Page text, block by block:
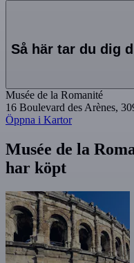
Så här tar du dig
Musée de la Romanité
16 Boulevard des Arènes,
Öppna i Kartor
Musée de la
har köpt